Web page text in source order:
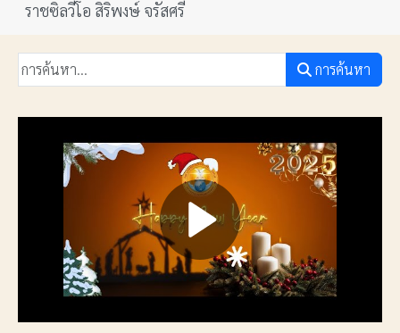
ราชซิลวีโอ สิริพงษ์ จรัสศรี
การค้นหา